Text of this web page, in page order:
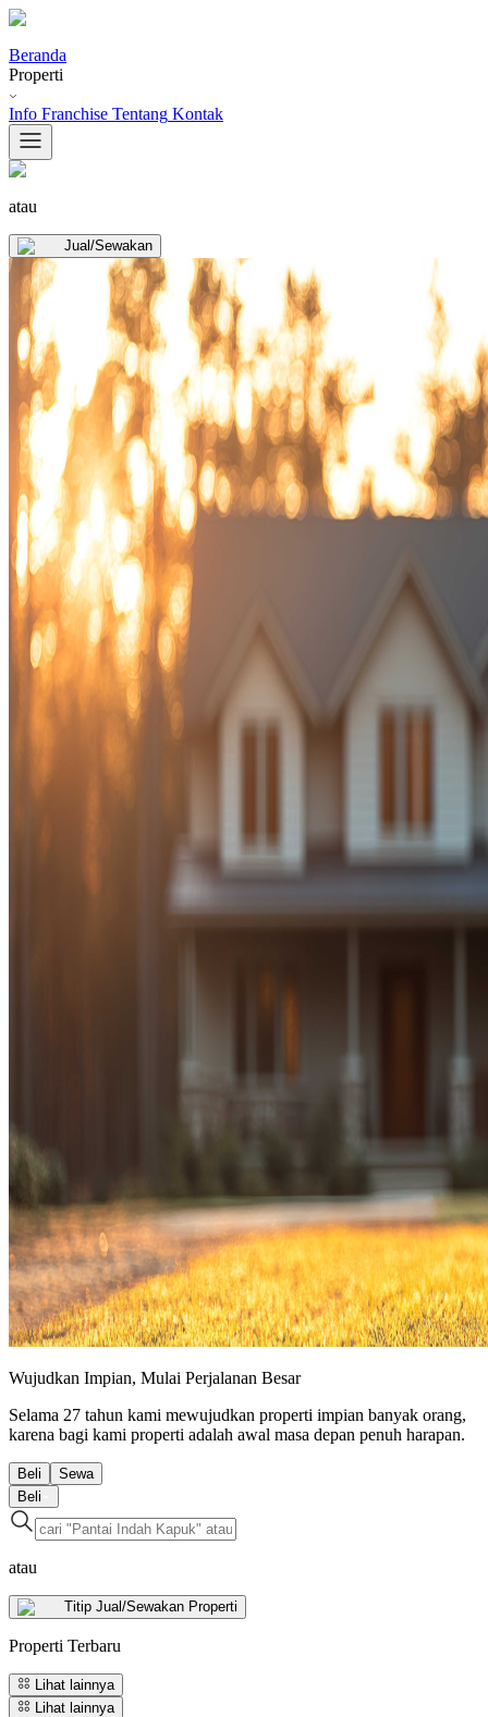
Beranda
Properti
Info Franchise Tentang Kontak
atau
Jual/Sewakan
Wujudkan Impian, Mulai Perjalanan Besar
Selama 27 tahun kami mewujudkan properti impian banyak orang,
karena bagi kami properti adalah awal masa depan penuh harapan.
Beli
Sewa
Beli
atau
Titip Jual/Sewakan Properti
Properti Terbaru
Lihat lainnya
Lihat lainnya